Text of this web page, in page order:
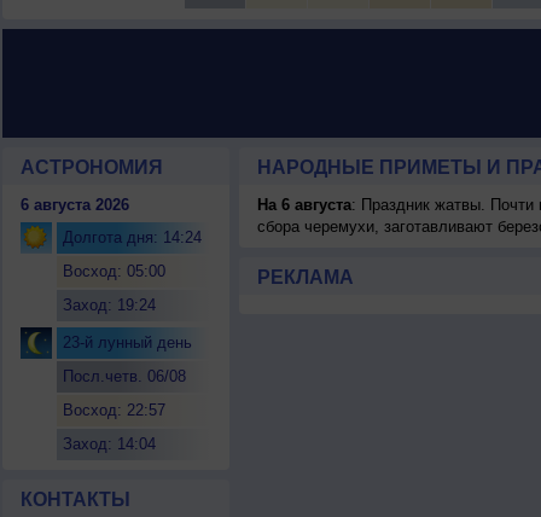
АСТРОНОМИЯ
6 августа 2026
Долгота дня: 14:24
Восход: 05:00
Заход: 19:24
23-й лунный день
Посл.четв. 06/08
Восход: 22:57
Заход: 14:04
КОНТАКТЫ
НАРОДНЫЕ ПРИМЕТЫ И
На 6 августа: Праздник жатвы. Почти
сбора черемухи, заготавливают
РЕКЛАМА